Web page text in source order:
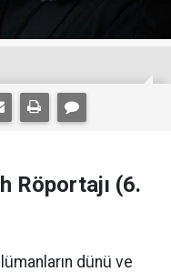
Röportajı (6.
dünü ve